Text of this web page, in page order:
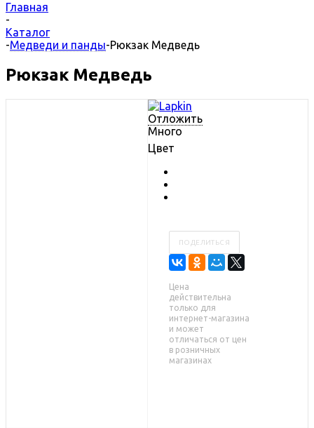
Главная
-
Каталог
-Медведи и панды-Рюкзак Медведь
Рюкзак Медведь
Отложить
Много
Цвет
ПОДЕЛИТЬСЯ
Цена
действительна
только для
интернет-магазина
и может
отличаться от цен
в розничных
магазинах